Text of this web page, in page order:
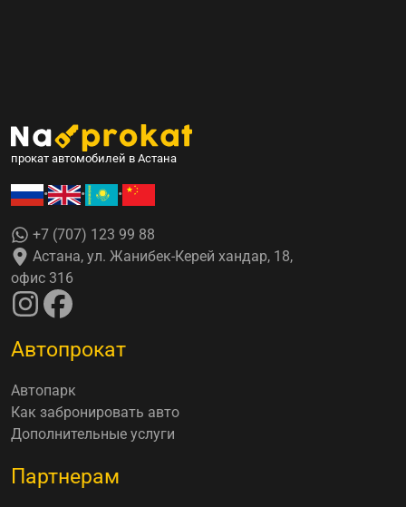
прокат автомобилей в Астана
• • •
+7 (707) 123 99 88
Астана, ул. Жанибек-Керей хандар, 18,
офис 316
Автопрокат
Автопарк
Как забронировать авто
Дополнительные услуги
Партнерам